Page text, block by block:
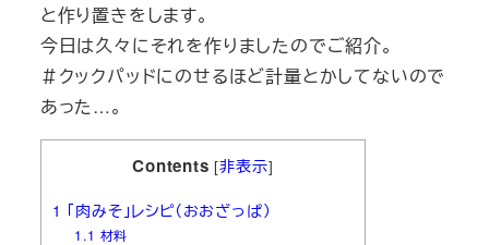
と作り置きをします。
今日は久々にそれを作りましたのでご紹介。
＃クックパッドにのせるほど計量とかしてないので
あった…。
Contents [非表示]
1 「肉みそ」レシピ（おおざっぱ）
1.1 材料